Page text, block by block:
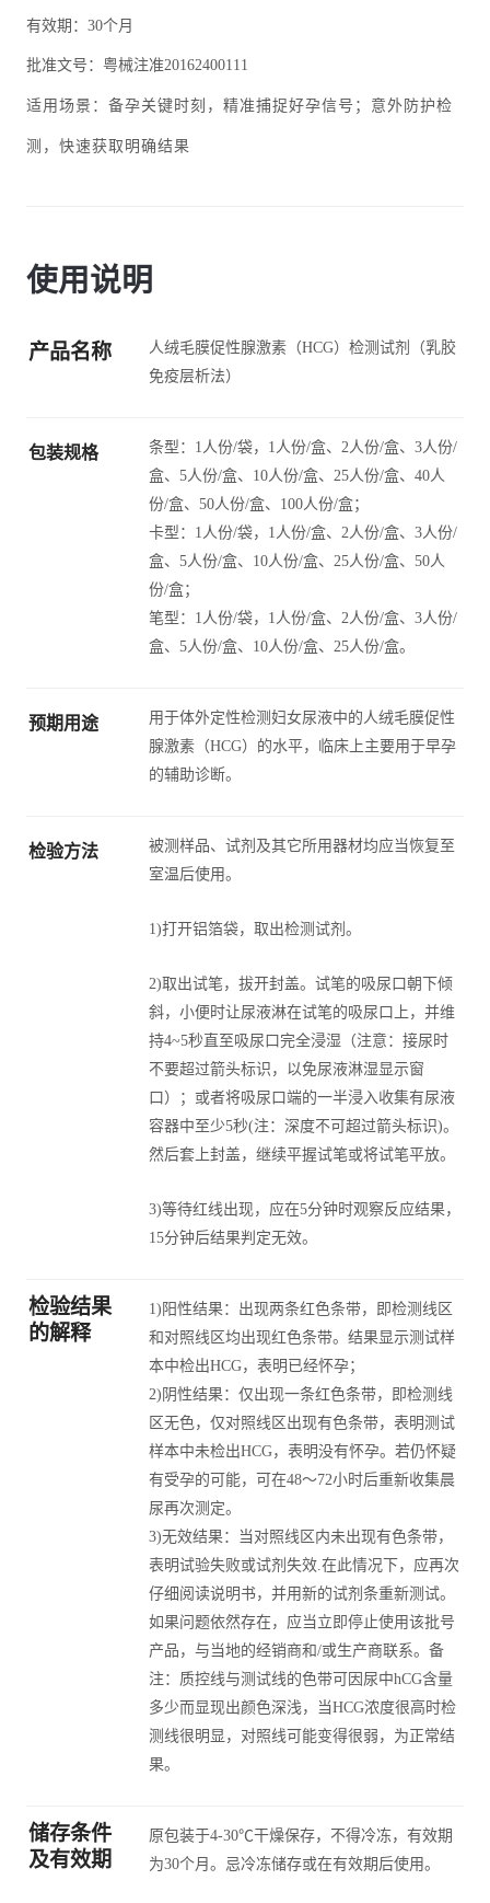
有效期：30个月
批准文号：粤械注准20162400111
适用场景： 备孕关键时刻， 精准捕捉好孕信号； 意外防护检
测， 快速获取明确结果
使用说明
产品名称
人绒毛膜促性腺激素（HCG）检测试剂（乳胶
免疫层析法）
包装规格
条型：1人份/袋，1人份/盒、2人份/盒、3人份/
盒、5人份/盒、10人份/盒、25人份/盒、40人
份/盒、50人份/盒、100人份/盒；
卡型：1人份/袋，1人份/盒、2人份/盒、3人份/
盒、5人份/盒、10人份/盒、25人份/盒、50人
份/盒；
笔型：1人份/袋，1人份/盒、2人份/盒、3人份/
盒、5人份/盒、10人份/盒、25人份/盒。
预期用途
用于体外定性检测妇女尿液中的人绒毛膜促性
腺激素（HCG）的水平，临床上主要用于早孕
的辅助诊断。
检验方法
被测样品、试剂及其它所用器材均应当恢复至
室温后使用。
1)打开铝箔袋，取出检测试剂。
2)取出试笔，拔开封盖。试笔的吸尿口朝下倾
斜，小便时让尿液淋在试笔的吸尿口上，并维
持4~5秒直至吸尿口完全浸湿（注意：接尿时
不要超过箭头标识，以免尿液淋湿显示窗
口）；或者将吸尿口端的一半浸入收集有尿液
容器中至少5秒(注：深度不可超过箭头标识)。
然后套上封盖，继续平握试笔或将试笔平放。
3)等待红线出现，应在5分钟时观察反应结果，
15分钟后结果判定无效。
检验结果
的解释
1)阳性结果：出现两条红色条带，即检测线区
和对照线区均出现红色条带。结果显示测试样
本中检出HCG，表明已经怀孕；
2)阴性结果：仅出现一条红色条带，即检测线
区无色，仅对照线区出现有色条带，表明测试
样本中未检出HCG，表明没有怀孕。若仍怀疑
有受孕的可能，可在48～72小时后重新收集晨
尿再次测定。
3)无效结果：当对照线区内未出现有色条带，
表明试验失败或试剂失效.在此情况下，应再次
仔细阅读说明书，并用新的试剂条重新测试。
如果问题依然存在，应当立即停止使用该批号
产品，与当地的经销商和/或生产商联系。备
注：质控线与测试线的色带可因尿中hCG含量
多少而显现出颜色深浅，当HCG浓度很高时检
测线很明显，对照线可能变得很弱，为正常结
果。
储存条件
及有效期
原包装于4-30℃干燥保存，不得冷冻，有效期
为30个月。忌冷冻储存或在有效期后使用。